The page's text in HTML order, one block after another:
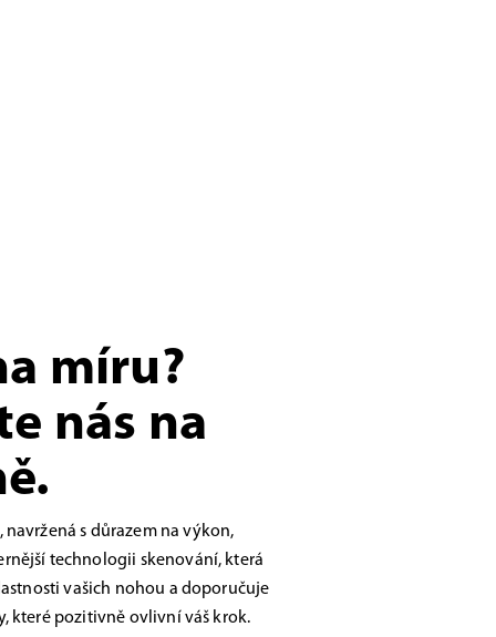
míru?
nás na
navržená s důrazem na výkon,
technologii skenování, která
vašich nohou a doporučuje
které pozitivně ovlivní váš krok.